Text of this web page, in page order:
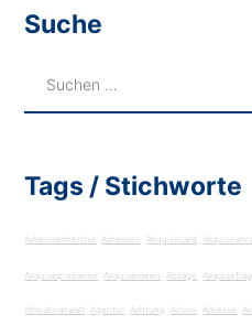
Suche
Tags / Stichworte
Adressrecherche Adressen Akquisecard
Akquiseprobleme Akquiseideen Absage
Abmahnanwalt Agentur Achtung Action Adresse